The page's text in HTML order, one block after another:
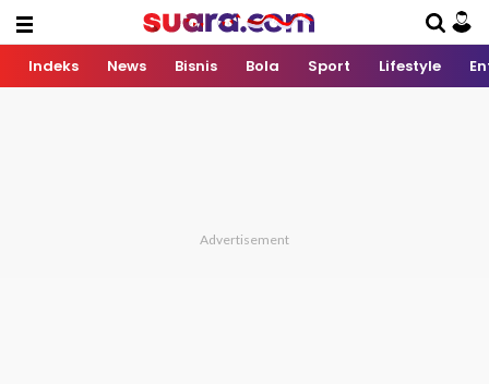
Indeks News Bisnis Bola Sport Lifestyle